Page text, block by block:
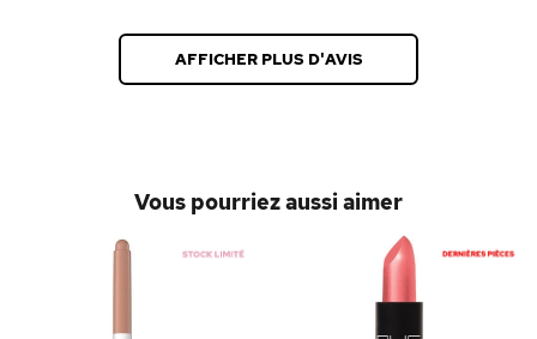
AFFICHER PLUS D'AVIS
Vous pourriez aussi aimer